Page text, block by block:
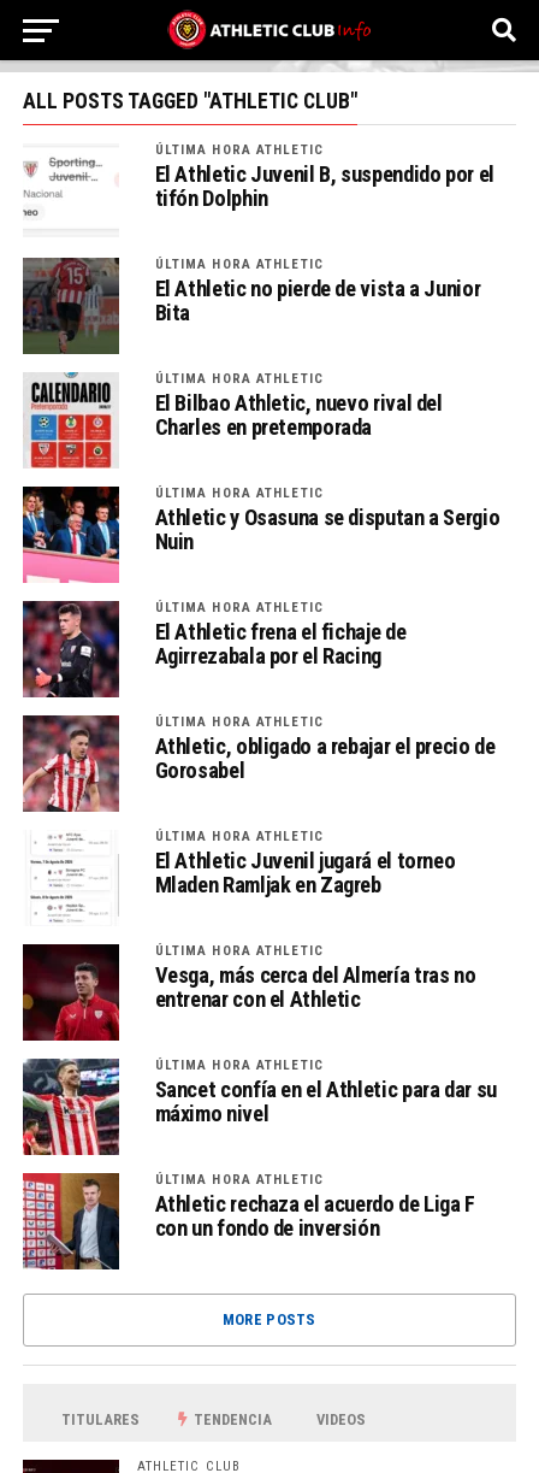
ALL POSTS TAGGED "ATHLETIC CLUB"
ÚLTIMA HORA ATHLETIC
El Athletic Juvenil B, suspendido por el
tifón Dolphin
ÚLTIMA HORA ATHLETIC
El Athletic no pierde de vista a Junior
Bita
ÚLTIMA HORA ATHLETIC
El Bilbao Athletic, nuevo rival del
Charles en pretemporada
ÚLTIMA HORA ATHLETIC
Athletic y Osasuna se disputan a Sergio
Nuin
ÚLTIMA HORA ATHLETIC
El Athletic frena el fichaje de
Agirrezabala por el Racing
ÚLTIMA HORA ATHLETIC
Athletic, obligado a rebajar el precio de
Gorosabel
ÚLTIMA HORA ATHLETIC
El Athletic Juvenil jugará el torneo
Mladen Ramljak en Zagreb
ÚLTIMA HORA ATHLETIC
Vesga, más cerca del Almería tras no
entrenar con el Athletic
ÚLTIMA HORA ATHLETIC
Sancet confía en el Athletic para dar su
máximo nivel
ÚLTIMA HORA ATHLETIC
Athletic rechaza el acuerdo de Liga F
con un fondo de inversión
MORE POSTS
TITULARES TENDENCIA VIDEOS
ATHLETIC CLUB